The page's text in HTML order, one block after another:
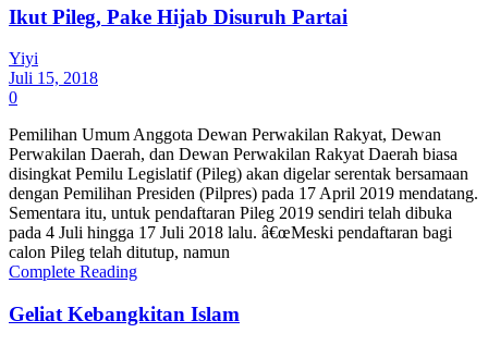
Ikut Pileg, Pake Hijab Disuruh Partai
Yiyi
Juli 15, 2018
0
Pemilihan Umum Anggota Dewan Perwakilan Rakyat, Dewan
Perwakilan Daerah, dan Dewan Perwakilan Rakyat Daerah biasa
disingkat Pemilu Legislatif (Pileg) akan digelar serentak bersamaan
dengan Pemilihan Presiden (Pilpres) pada 17 April 2019 mendatang.
Sementara itu, untuk pendaftaran Pileg 2019 sendiri telah dibuka
pada 4 Juli hingga 17 Juli 2018 lalu. â€œMeski pendaftaran bagi
calon Pileg telah ditutup, namun
Complete Reading
Geliat Kebangkitan Islam